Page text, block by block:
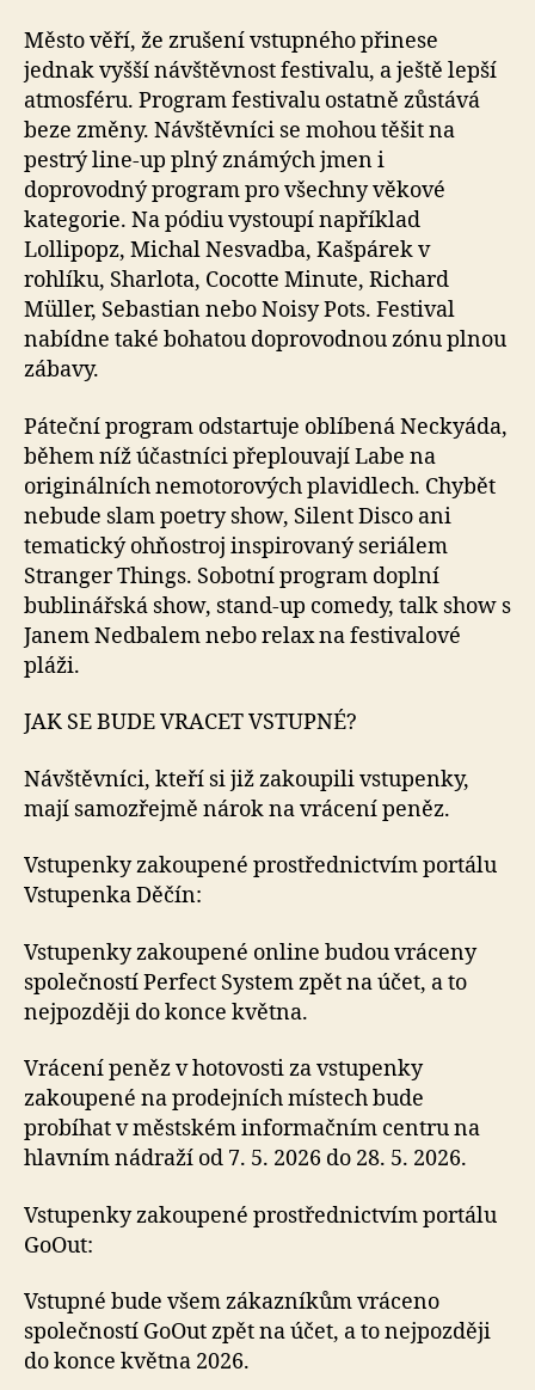
Město věří, že zrušení vstupného přinese
jednak vyšší návštěvnost festivalu, a ještě lepší
atmosféru. Program festivalu ostatně zůstává
beze změny. Návštěvníci se mohou těšit na
pestrý line-up plný známých jmen i
doprovodný program pro všechny věkové
kategorie. Na pódiu vystoupí například
Lollipopz, Michal Nesvadba, Kašpárek v
rohlíku, Sharlota, Cocotte Minute, Richard
Müller, Sebastian nebo Noisy Pots. Festival
nabídne také bohatou doprovodnou zónu plnou
zábavy.
Páteční program odstartuje oblíbená Neckyáda,
během níž účastníci přeplouvají Labe na
originálních nemotorových plavidlech. Chybět
nebude slam poetry show, Silent Disco ani
tematický ohňostroj inspirovaný seriálem
Stranger Things. Sobotní program doplní
bublinářská show, stand-up comedy, talk show s
Janem Nedbalem nebo relax na festivalové
pláži.
JAK SE BUDE VRACET VSTUPNÉ?
Návštěvníci, kteří si již zakoupili vstupenky,
mají samozřejmě nárok na vrácení peněz.
Vstupenky zakoupené prostřednictvím portálu
Vstupenka Děčín:
Vstupenky zakoupené online budou vráceny
společností Perfect System zpět na účet, a to
nejpozději do konce května.
Vrácení peněz v hotovosti za vstupenky
zakoupené na prodejních místech bude
probíhat v městském informačním centru na
hlavním nádraží od 7. 5. 2026 do 28. 5. 2026.
Vstupenky zakoupené prostřednictvím portálu
GoOut:
Vstupné bude všem zákazníkům vráceno
společností GoOut zpět na účet, a to nejpozději
do konce května 2026.